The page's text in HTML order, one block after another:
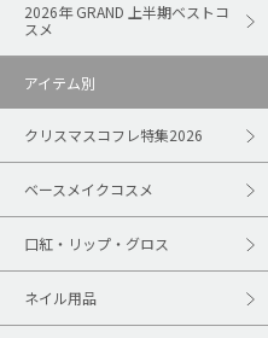
2026年 GRAND 上半期ベストコ
スメ
アイテム別
クリスマスコフレ特集2026
ベースメイクコスメ
口紅・リップ・グロス
ネイル用品